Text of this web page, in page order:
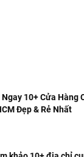
10+ Cửa Hàng
Đẹp & Rẻ Nhất